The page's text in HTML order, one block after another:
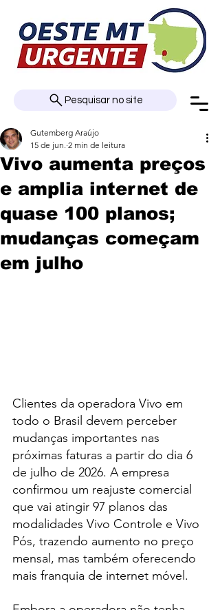
Pesquisar no site
Vivo aumenta preços
e amplia internet de
quase 100 planos;
mudanças começam
em julho
Gutemberg Araújo
15 de jun. 2 min de leitura
Clientes da operadora Vivo em
todo o Brasil devem perceber
mudanças importantes nas
próximas faturas a partir do dia 6
de julho de 2026. A empresa
confirmou um reajuste comercial
que vai atingir 97 planos das
modalidades Vivo Controle e Vivo
Pós, trazendo aumento no preço
mensal, mas também oferecendo
mais franquia de internet móvel.